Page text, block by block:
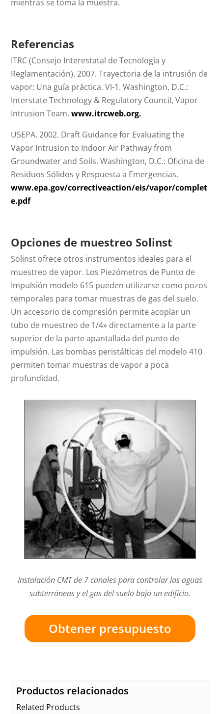
mientras se toma la muestra.
Referencias
ITRC (Consejo Interestatal de Tecnología y
Reglamentación). 2007. Trayectoria de la intrusión de
vapor: Una guía práctica. VI-1. Washington, D.C.:
Interstate Technology & Regulatory Council, Vapor
Intrusion Team.www.itrcweb.org.
USEPA. 2002. Draft Guidance for Evaluating the
Vapor Intrusion to Indoor Air Pathway from
Groundwater and Soils. Washington, D.C.: Oficina de
Residuos Sólidos y Respuesta a Emergencias.
www.epa.gov/correctiveaction/eis/vapor/complet
e.pdf
Opciones de muestreo Solinst
Solinst ofrece otros instrumentos ideales para el
muestreo de vapor. Los Piezómetros de Punto de
Impulsión modelo 615 pueden utilizarse como pozos
temporales para tomar muestras de gas del suelo.
Un accesorio de compresión permite acoplar un
tubo de muestreo de 1/4» directamente a la parte
superior de la parte apantallada del punto de
impulsión. Las bombas peristálticas del modelo 410
permiten tomar muestras de vapor a poca
profundidad.
Instalación CMT de 7 canales para controlar las aguas
subterráneas y el gas del suelo bajo un edificio.
Obtener presupuesto
Productos relacionados
Related Products